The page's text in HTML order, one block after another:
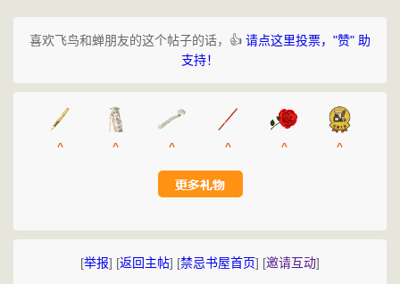
喜欢飞鸟和蝉朋友的这个帖子的话，👍 请点这里投票，"赞" 助
支持！
^ ^ ^ ^ ^ ^
[举报] [返回主帖] [禁忌书屋首页] [邀请互动]